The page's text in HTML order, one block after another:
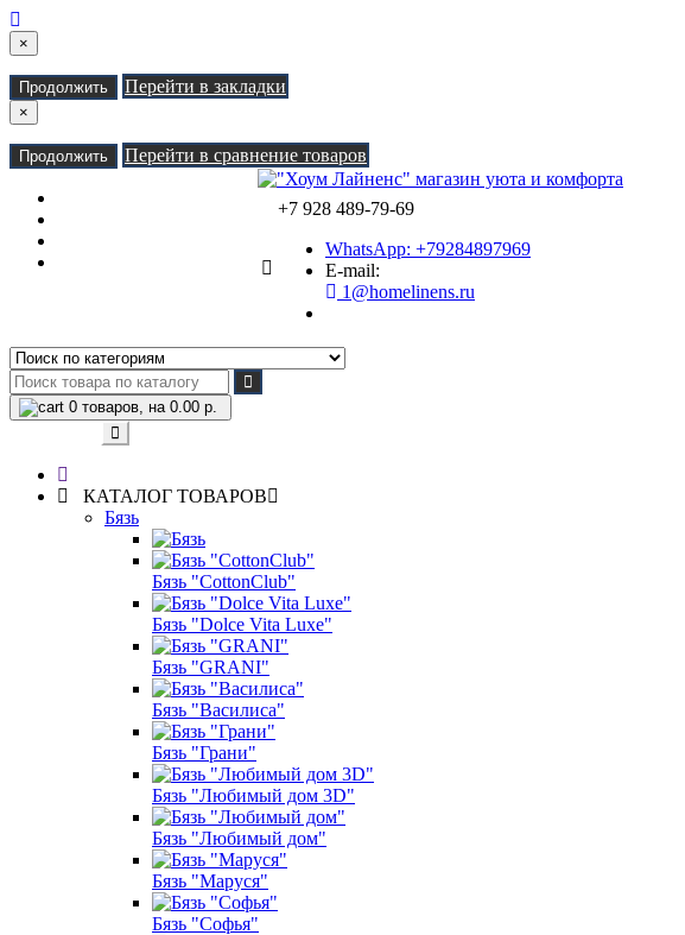
×
Продолжить Перейти в закладки
×
Продолжить Перейти в сравнение товаров
+7 928 489-79-69
WhatsApp: +79284897969
E-mail:
1@homelinens.ru
0 товаров, на 0.00 р.
КАТАЛОГ ТОВАРОВ
Бязь
Бязь "CottonClub"
Бязь "Dolce Vita Luxe"
Бязь "GRANI"
Бязь "Василиса"
Бязь "Грани"
Бязь "Любимый дом 3D"
Бязь "Любимый дом"
Бязь "Маруся"
Бязь "Софья"